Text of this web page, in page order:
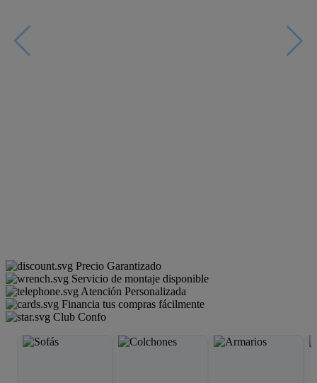
Precio Garantizado
Servicio de montaje disponible
Atención Personalizada
Financia tus compras fácilmente
Club Confo